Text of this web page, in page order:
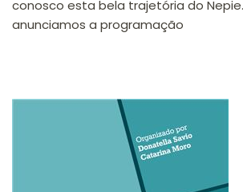
conosco esta bela trajetória do
anunciamos a programação